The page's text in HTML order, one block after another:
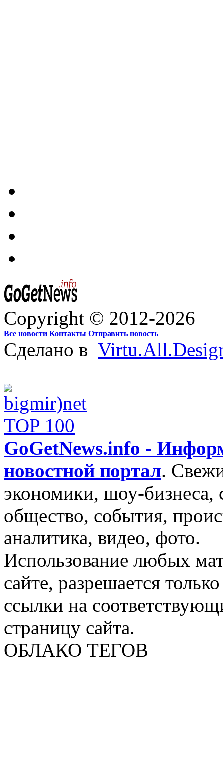
Copyright © 2012-2026
Все новости Контакты Отправить новость
Сделано в
GoGetNews.info -
новостной портал.
экономики, шоу-бизнеса,
общество, события,
аналитика, видео, фото.
Использование любых
сайте, разрешается
ссылки на
страницу сайта.
ОБЛАКО ТЕГОВ